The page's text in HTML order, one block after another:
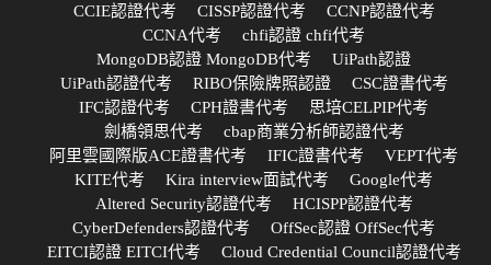
CCIE認證代考
CISSP認證代考
CCNP認證代考
CCNA代考
chfi認證 chfi代考
MongoDB認證 MongoDB代考
UiPath認證
UiPath認證代考
RIBO保險牌照認證
CSC證書代考
IFC認證代考
CPH證書代考
思培CELPIP代考
劍橋領思代考
cbap商業分析師認證代考
阿里雲國際版ACE證書代考
IFIC證書代考
VEPT代考
KITE代考
Kira interview面試代考
Google代考
Altered Security認證代考
HCISPP認證代考
CyberDefenders認證代考
OffSec認證 OffSec代考
EITCI認證 EITCI代考
Cloud Credential Council認證代考